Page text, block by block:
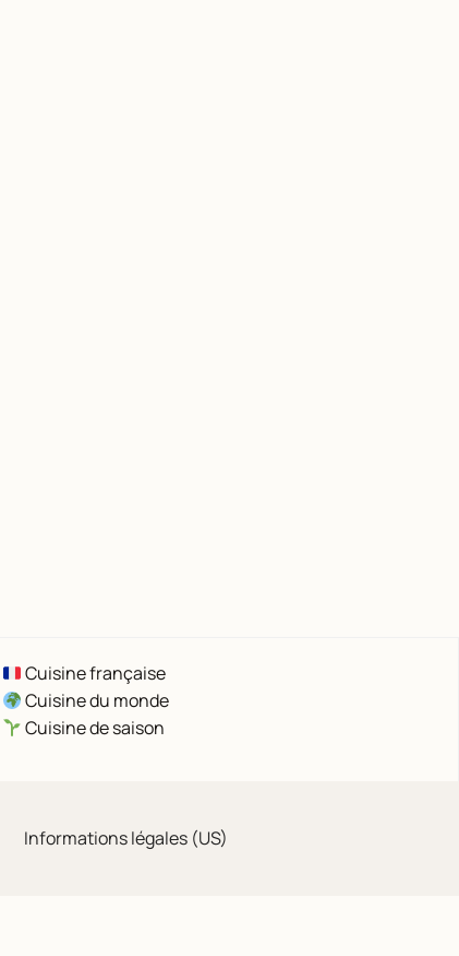
Cuisine française
Cuisine du monde
Cuisine de saison
Informations légales (US)